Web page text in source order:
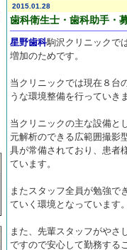
2015.01.28
歯科衛生士・歯科助手・
星野歯科駒沢クリニックで
増加のためです。
当クリニックでは現在８台
うな環境整備を行っていき
当クリニックの主な設備と
元解析のできる広範囲撮影
具が常備されており、患者
ています。
またスタッフ全員が勉強で
ていく環境となっています
また、先輩スタッフがやさ
ですので安心して勤務する